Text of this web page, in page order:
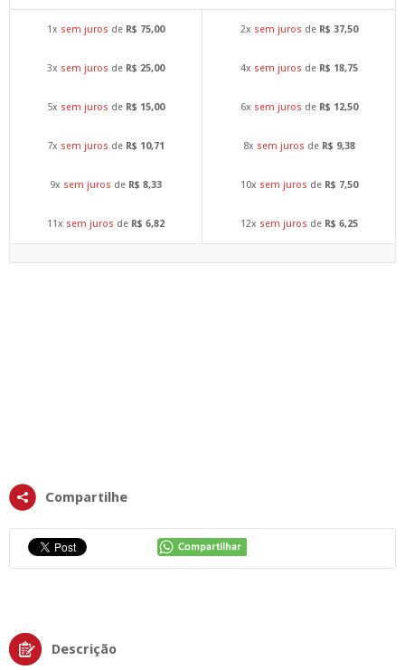
1x sem juros de R$ 75,00 2x sem juros de R$ 37,50
3x sem juros de R$ 25,00 4x sem juros de R$ 18,75
5x sem juros de R$ 15,00 6x sem juros de R$ 12,50
7x sem juros de R$ 10,71 8x sem juros de R$ 9,38
9x sem juros de R$ 8,33 10x sem juros de R$ 7,50
11x sem juros de R$ 6,82 12x sem juros de R$ 6,25
Compartilhe
Descrição